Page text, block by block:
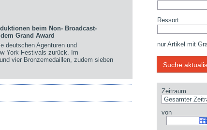
beim Non- Broadcast-
Grand Award
deutschen Agenturen und
York Festivals zurück. Im
vier Bronzemedaillen, zudem sieben
Ressort
nur Artikel mit
Zeitraum
von